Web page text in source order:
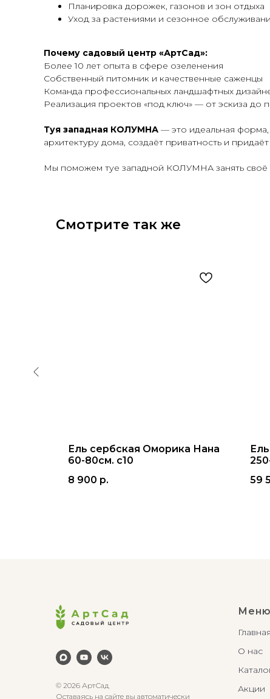
Планировка дорожек, газонов и зон отдыха
Уход за растениями и сезонное
Почему садовый центр «АртСад»:
Более 10 лет опыта в сфере озеленения
Собственный питомник и качественные саженцы
Команда профессиональных ландшафтных
Реализация проектов «под ключ» — от эскиза до
Туя западная КОЛУМНА — это идеальная форма,
архитектуру дома, создаёт приватность и
Мы поможем туе западной КОЛУМНА занять своё
Смотрите так же
Ель сербская Оморика Нана
60-80см. с10
8 900 р.
59
© 2026 АртСад
Оставаясь на сайте вы автоматически
Меню
Главная
О нас
Акции